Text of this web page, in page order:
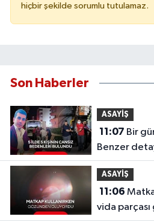
hiçbir şekilde sorumlu tutulamaz.
Son Haberler
ASAYİŞ
11:07
Benzer
ASAYİŞ
11:06
vida